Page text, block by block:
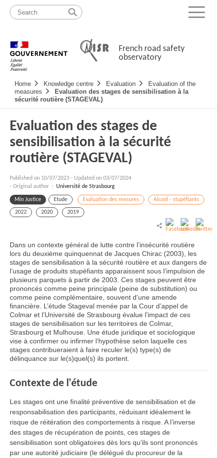
content
map
Menu
French road safety
observatory
Navigation
principale
Home Knowledge centre Evaluation
Evaluation of the
measures
Evaluation des stages de sensibilisation à la
sécurité routière (STAGEVAL)
Evaluation des stages de
sensibilisation à la sécurité
routière (STAGEVAL)
Published on 10/07/2023 - Updated on 03/07/2024
- Original author : Université de Strasbourg
Min Justice Etude Evaluation des mesures Alcool - stupéfiants
2022 2020 2019
Dans un contexte général de lutte contre l’insécurité routière
lors du deuxième quinquennat de Jacques Chirac (2003), les
stages de sensibilisation à la sécurité routière et aux dangers de
l’usage de produits stupéfiants apparaissent sous l’impulsion de
plusieurs parquets à partir de 2003. Ces stages peuvent être
prononcés comme peine principale (peine de substitution) ou
comme peine complémentaire, souvent d’une amende
financière. L’étude Stageval menée par la Cour d’appel de
Colmar et l’Université de Strasbourg évalue l’impact de ces
stages de sensibilisation sur les territoires de Colmar,
Strasbourg et Mulhouse. Une étude juridique et sociologique
vise à confirmer ou infirmer l’hypothèse selon laquelle ces
stages contribueraient à faire reculer le(s) type(s) de
délinquance sur le(s)quel(s) ils portent.
Contexte de l'étude
Les stages ont une finalité préventive de sensibilisation et de
responsabilisation des participants, réduisant idéalement le
risque de réitération des comportements à risque. A l’inverse
des stages de récupération de points, ces stages de
sensibilisation sont obligatoires dès lors qu’ils sont prononcés
par une autorité judiciaire (le délégué du procureur de la